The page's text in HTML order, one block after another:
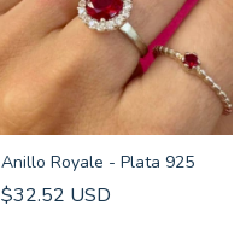
Anillo Royale - Plata 925
$32.52 USD